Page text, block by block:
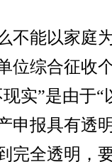
能以家庭为
位综合征收
实”是由于
申报具有透
完全透明，